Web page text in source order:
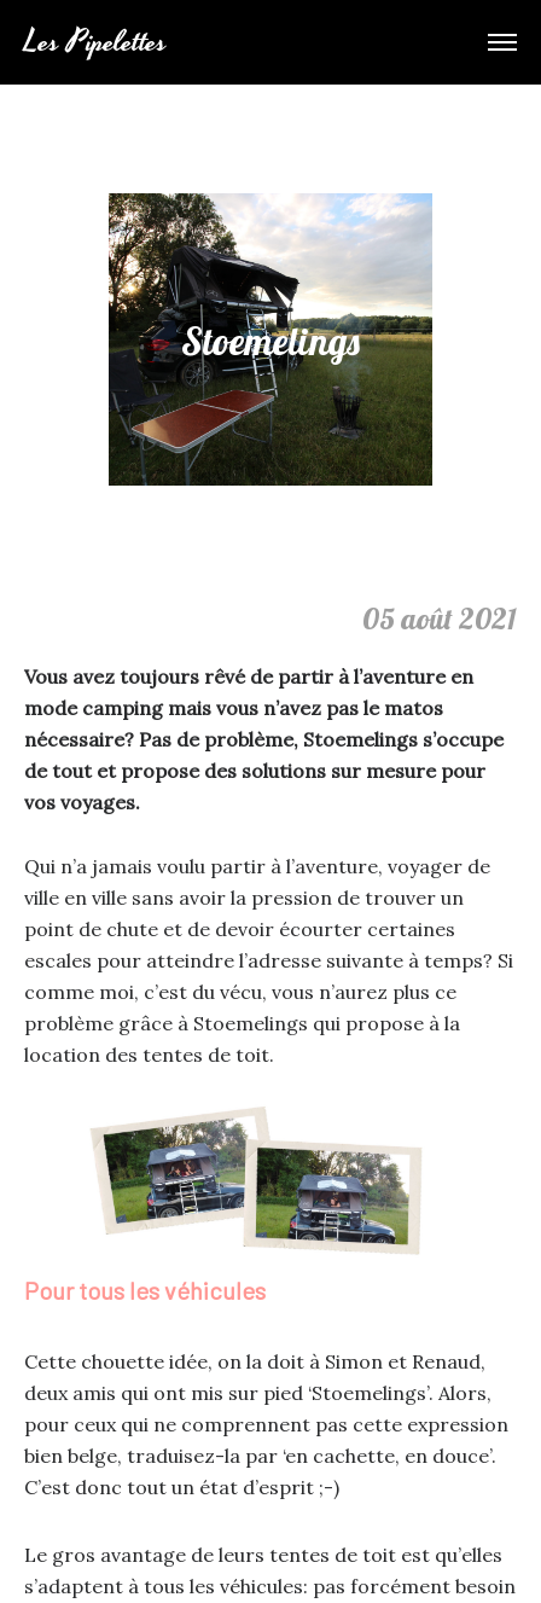
Les Pipelettes
Stoemelings
05 août 2021
Vous avez toujours rêvé de partir à l’aventure en
mode camping mais vous n’avez pas le matos
nécessaire? Pas de problème, Stoemelings s’occupe
de tout et propose des solutions sur mesure pour
vos voyages.
Qui n’a jamais voulu partir à l’aventure, voyager de
ville en ville sans avoir la pression de trouver un
point de chute et de devoir écourter certaines
escales pour atteindre l’adresse suivante à temps? Si
comme moi, c’est du vécu, vous n’aurez plus ce
problème grâce à Stoemelings qui propose à la
location des tentes de toit.
Pour tous les véhicules
Cette chouette idée, on la doit à Simon et Renaud,
deux amis qui ont mis sur pied ‘Stoemelings’. Alors,
pour ceux qui ne comprennent pas cette expression
bien belge, traduisez-la par ‘en cachette, en douce’.
C’est donc tout un état d’esprit ;-)
Le gros avantage de leurs tentes de toit est qu’elles
s’adaptent à tous les véhicules: pas forcément besoin